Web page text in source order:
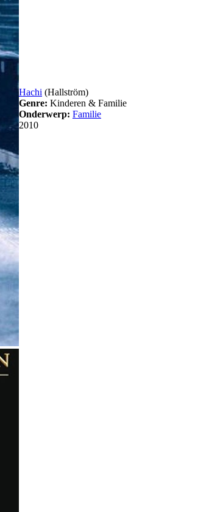
Hachi (Hallström)
Genre: Kinderen & Familie
Onderwerp: Familie
2010